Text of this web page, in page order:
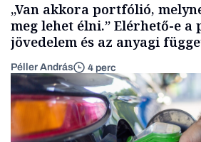
„Van akkora portfólió,
meg lehet élni.” Elérhető-e a
jövedelem és az anyagi
Péller András 4 perc